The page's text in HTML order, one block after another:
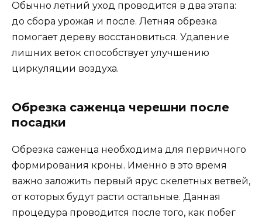
Обычно летний уход проводится в два этапа:
до сбора урожая и после. Летняя обрезка
помогает дереву восстановиться. Удаление
лишних веток способствует улучшению
циркуляции воздуха.
Обрезка саженца черешни после
посадки
Обрезка саженца необходима для первичного
формирования кроны. Именно в это время
важно заложить первый ярус скелетных ветвей,
от которых будут расти остальные. Данная
процедура проводится после того, как побег